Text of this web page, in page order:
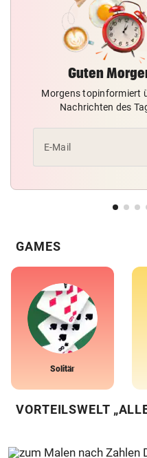
Guten
Morgens topinformiert
Nachrichten des
E-Mail
GAMES
Solitär
VORTEILSWELT